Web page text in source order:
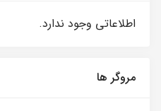
اطلاعاتی وجود ندارد.
مروگر ها